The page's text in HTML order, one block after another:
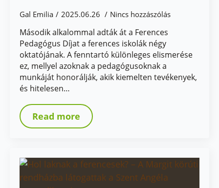
Gal Emilia 2025.06.26 Nincs hozzászólás
Második alkalommal adták át a Ferences
Pedagógus Díjat a ferences iskolák négy
oktatójának. A fenntartó különleges elismerése
ez, mellyel azoknak a pedagógusoknak a
munkáját honorálják, akik kiemelten tevékenyek,
és hitelesen…
Read more